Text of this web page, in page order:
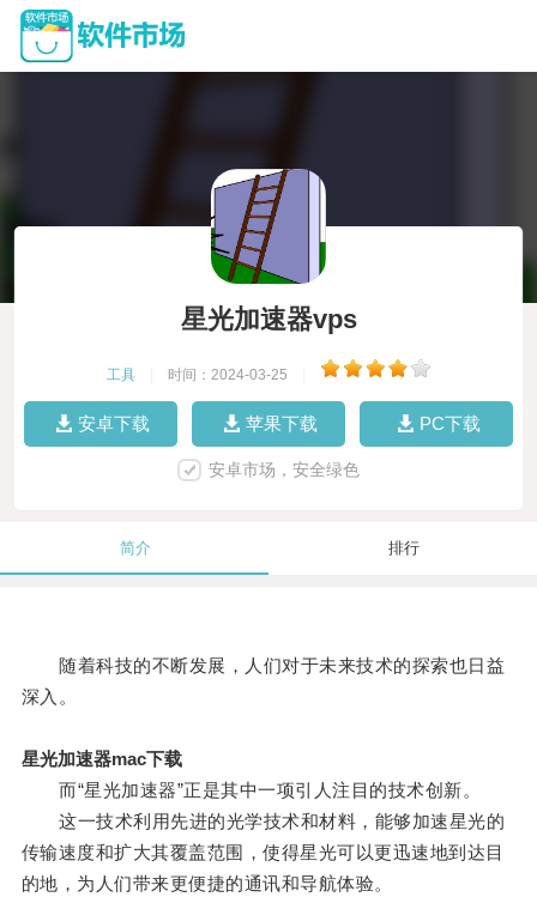
星光加速器vps
工具 时间：2024-03-25
安卓下载 苹果下载 PC下载
安卓市场，安全绿色
简介 排行
随着科技的不断发展，人们对于未来技术的探索也日益
深入。
星光加速器mac下载
而“星光加速器”正是其中一项引人注目的技术创新。
这一技术利用先进的光学技术和材料，能够加速星光的
传输速度和扩大其覆盖范围，使得星光可以更迅速地到达目
的地，为人们带来更便捷的通讯和导航体验。